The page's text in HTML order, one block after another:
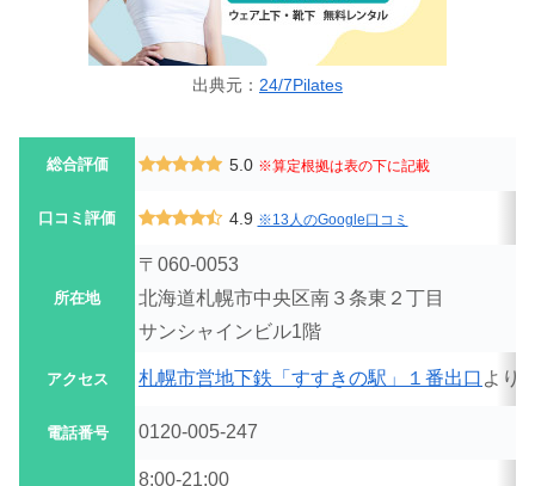
出典元： 24/7Pilates
総合評価 5.0 ※算定根拠は表の下に記載
口コミ評価 4.9 ※13人のGoogle口コミ
所在地
〒060-0053
北海道札幌市中央区南３条東２丁目
サンシャインビル1階
アクセス 札幌市営地下鉄「すすきの駅」１番出口 より
電話番号 0120‐005‐247
8:00-21:00